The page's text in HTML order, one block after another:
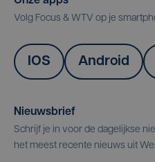
Volg Focus & WTV op je
IOS Android
Nieuwsbrief
Schrijf je in voor de dagelijkse
het meest recente nieuws uit